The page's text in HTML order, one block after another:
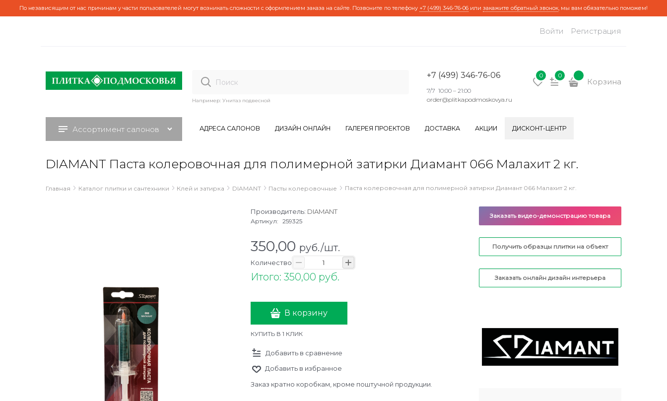
По независящим от нас причинам у части пользователей могут возникать сложности с оформлением заказа на сайте. Позвоните по телефону +7 (499) 346-76-06 или закажите обратный звонок, мы вам обязательно поможем!
Войти Регистрация
Например: Унитаз подвесной
+7 (499) 346-76-06
7/7 10:00 – 21:00
order@plitkapodmoskovya.ru
0 0
Корзина
Ассортимент салонов АДРЕСА САЛОНОВ ДИЗАЙН ОНЛАЙН ГАЛЕРЕЯ ПРОЕКТОВ ДОСТАВКА АКЦИИ ДИСКОНТ-ЦЕНТР
DIAMANT Паста колеровочная для полимерной затирки Диамант 066 Малахит 2 кг.
Главная Каталог плитки и сантехники Клей и затирка DIAMANT Пасты колеровочные Паста колеровочная для полимерной затирки Диамант 066 Малахит 2 кг.
Производитель: DIAMANT
Артикул: 259325
350,00 руб./шт.
Количество
Итого: 350,00 руб.
В корзину
КУПИТЬ В 1 КЛИК
Добавить в сравнение
Добавить в избранное
Заказ кратно коробкам, кроме поштучной продукции.
Заказать видео-демонстрацию товара
Получить образцы плитки на объект
Заказать онлайн дизайн интерьера